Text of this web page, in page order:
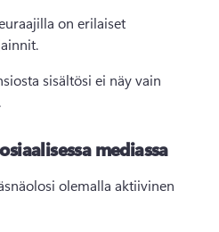
on erilaiset
sisältösi ei näy vain
mediassa
olemalla aktiivinen